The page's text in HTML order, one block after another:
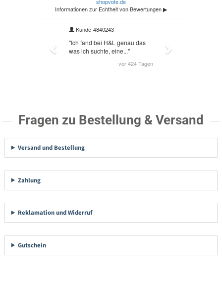
Fragen zu Bestellung & Versand
Versand und Bestellung
Zahlung
Reklamation und Widerruf
Gutschein